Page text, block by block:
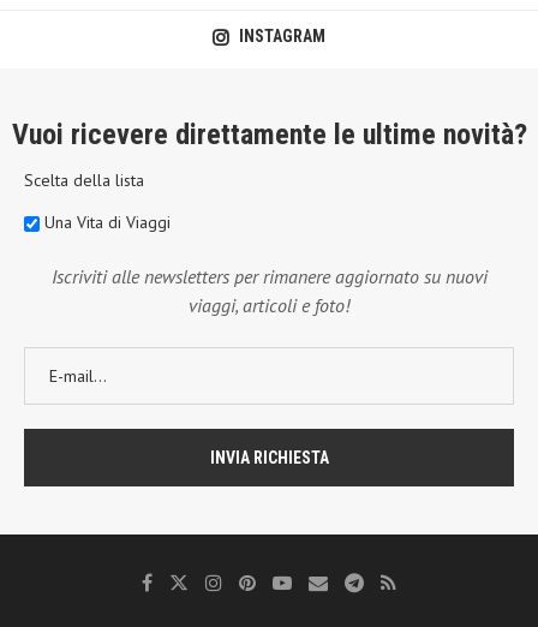
INSTAGRAM
Vuoi ricevere direttamente le ultime novità?
Scelta della lista
Una Vita di Viaggi
Iscriviti alle newsletters per rimanere aggiornato su nuovi
viaggi, articoli e foto!